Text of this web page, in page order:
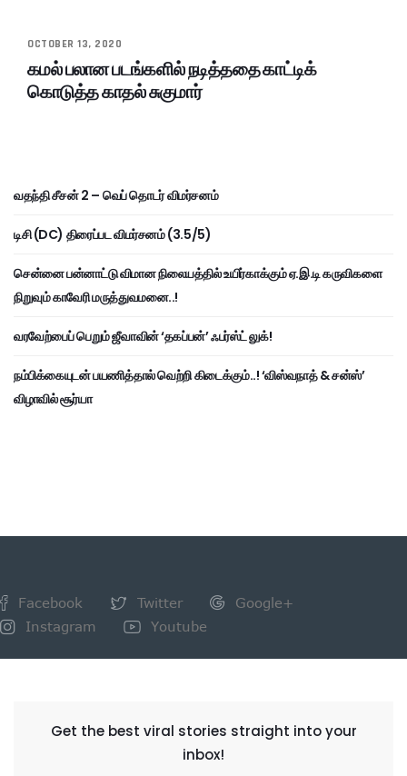
OCTOBER 13, 2020
கமல் பலான படங்களில் நடித்ததை காட்டிக்
கொடுத்த காதல் சுகுமார்
வதந்தி சீசன் 2 – வெப் தொடர் விமர்சனம்
டிசி (DC) திரைப்பட விமர்சனம் (3.5/5)
சென்னை பன்னாட்டு விமான நிலையத்தில் உயிர்காக்கும் ஏ.இ.டி கருவிகளை
நிறுவும் காவேரி மருத்துவமனை..!
வரவேற்பைப் பெறும் ஜீவாவின் ‘தகப்பன்’ ஃபர்ஸ்ட் லுக்!
நம்பிக்கையுடன் பயணித்தால் வெற்றி கிடைக்கும்..! ‘விஸ்வநாத் & சன்ஸ்’
விழாவில் சூர்யா
Facebook Twitter
Google+
Instagram
Youtube
Get the best viral stories straight into your
inbox!